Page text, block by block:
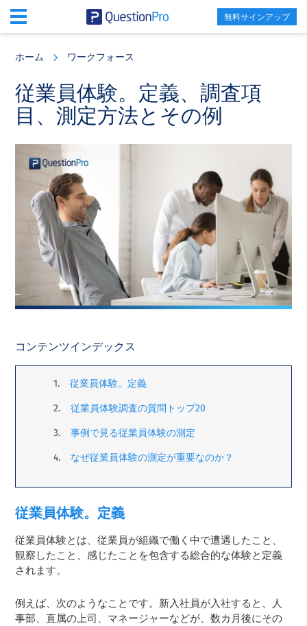
content
sidebar
無料サインアップ
ホーム ワークフォース
従業員体験。定義、調査項
目、測定方法とその例
コンテンツインデックス
従業員体験。定義
従業員体験調査の質問トップ20
事例で見る従業員体験の測定
なぜ従業員体験の測定が重要なのか？
従業員体験。定義
従業員体験とは、従業員が組織で働く中で遭遇したこと、
観察したこと、感じたことを包含する総合的な体験と定義
されます。
例えば、次のようなことです。新入社員が入社すると、人
事部、直属の上司、マネージャーなどが、数カ月後にその